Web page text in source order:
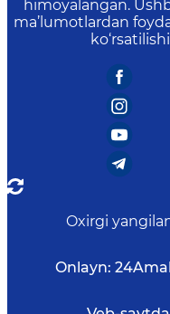
himoyalangan.
ma’lumotlardan
Oxirgi
Onlayn: 24